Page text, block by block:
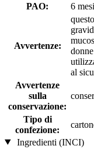
PAO:
6 mesi
Avvertenze:
al
Avvertenze
sulla
conservazione:
Tipo di
confezione:
Ingredienti (INCI)